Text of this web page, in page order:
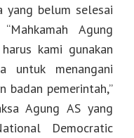
yang belum selesai
Agung
kami gunakan
untuk menangani
pemerintah,”
Agung AS yang
Democratic